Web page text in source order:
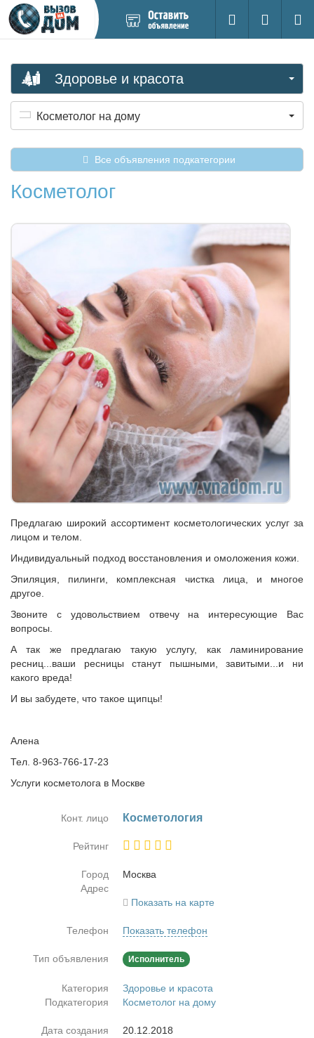
новое
Поиск
Вход на
Здоровье и красота
Косметолог на дому
Все объявления подкатегории
Косметолог
Предлагаю широкий ассортимент косметологических услуг за
лицом и телом.
Индивидуальный подход восстановления и омоложения кожи.
Эпиляция, пилинги, комплексная чистка лица, и многое
другое.
Звоните с удовольствием отвечу на интересующие Вас
вопросы.
А так же предлагаю такую услугу, как ламинирование
ресниц...ваши ресницы станут пышными, завитыми...и ни
какого вреда!
И вы забудете, что такое щипцы!
Алена
Тел. 8-963-766-17-23
Услуги косметолога в Москве
Конт. лицо Кос­ме­то­ло­гия
Рейтинг
Город
Москва
Адрес
Показать на карте
Телефон Показать телефон
Тип объявления Исполнитель
Категория
Здоровье и красота
Подкатегория
Косметолог на дому
Дата создания
20.12.2018